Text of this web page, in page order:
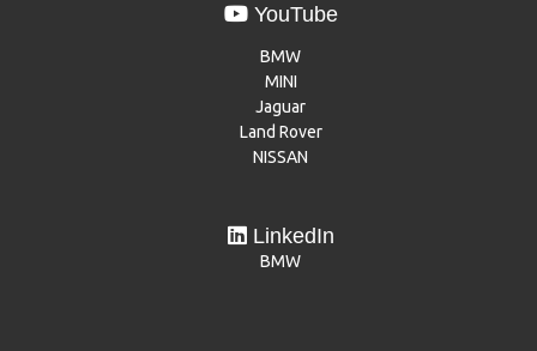
YouTube
BMW
MINI
Jaguar
Land Rover
NISSAN
LinkedIn
BMW